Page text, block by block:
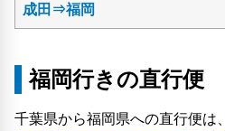
成田⇒福岡
福岡行きの直行便
千葉県から福岡県への直行便は、